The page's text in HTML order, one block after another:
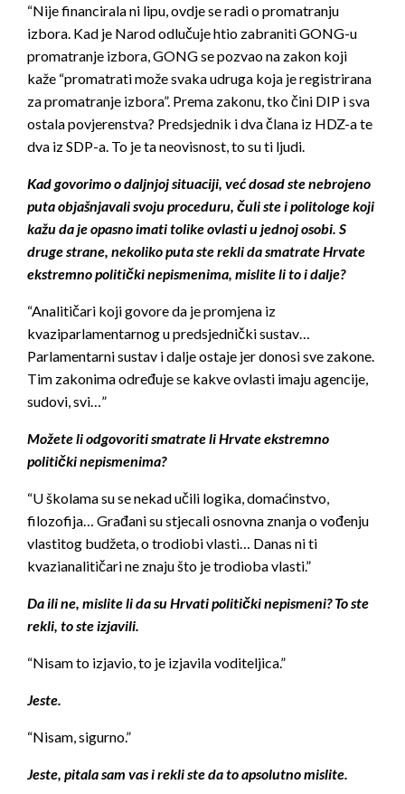
“Nije financirala ni lipu, ovdje se radi o promatranju
izbora. Kad je Narod odlučuje htio zabraniti GONG-u
promatranje izbora, GONG se pozvao na zakon koji
kaže “promatrati može svaka udruga koja je registrirana
za promatranje izbora”. Prema zakonu, tko čini DIP i sva
ostala povjerenstva? Predsjednik i dva člana iz HDZ-a te
dva iz SDP-a. To je ta neovisnost, to su ti ljudi.
Kad govorimo o daljnjoj situaciji, već dosad ste nebrojeno
puta objašnjavali svoju proceduru, čuli ste i politologe koji
kažu da je opasno imati tolike ovlasti u jednoj osobi. S
druge strane, nekoliko puta ste rekli da smatrate Hrvate
ekstremno politički nepismenima, mislite li to i dalje?
“Analitičari koji govore da je promjena iz
kvaziparlamentarnog u predsjednički sustav…
Parlamentarni sustav i dalje ostaje jer donosi sve zakone.
Tim zakonima određuje se kakve ovlasti imaju agencije,
sudovi, svi…”
Možete li odgovoriti smatrate li Hrvate ekstremno
politički nepismenima?
“U školama su se nekad učili logika, domaćinstvo,
filozofija… Građani su stjecali osnovna znanja o vođenju
vlastitog budžeta, o trodiobi vlasti… Danas ni ti
kvazianalitičari ne znaju što je trodioba vlasti.”
Da ili ne, mislite li da su Hrvati politički nepismeni? To ste
rekli, to ste izjavili.
“Nisam to izjavio, to je izjavila voditeljica.”
Jeste.
“Nisam, sigurno.”
Jeste, pitala sam vas i rekli ste da to apsolutno mislite.